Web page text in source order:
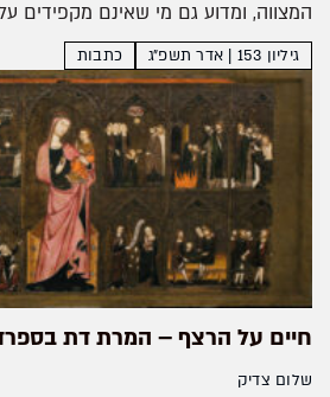
המצווה, ומדוע גם מי שאינם מקפידים
תשומת לב...
גיליון 153 | אדר תשפ״ג כתבות
חיים על הרצף – המרת דת
שלום צדיק